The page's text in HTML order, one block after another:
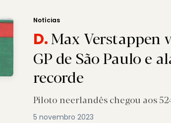
Notícias
D.Max Verstappen
GP de São Paulo e
recorde
Piloto neerlandês chegou aos
5 novembro 2023